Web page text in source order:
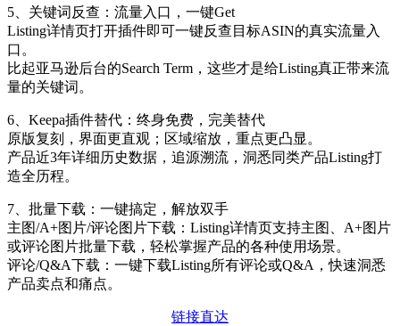
5、关键词反查：流量入口，一键Get
Listing详情页打开插件即可一键反查目标ASIN的真实流量入
口。
比起亚马逊后台的Search Term，这些才是给Listing真正带来流
量的关键词。
6、Keepa插件替代：终身免费，完美替代
原版复刻，界面更直观；区域缩放，重点更凸显。
产品近3年详细历史数据，追源溯流，洞悉同类产品Listing打
造全历程。
7、批量下载：一键搞定，解放双手
主图/A+图片/评论图片下载：Listing详情页支持主图、A+图片
或评论图片批量下载，轻松掌握产品的各种使用场景。
评论/Q&A下载：一键下载Listing所有评论或Q&A，快速洞悉
产品卖点和痛点。
链接直达